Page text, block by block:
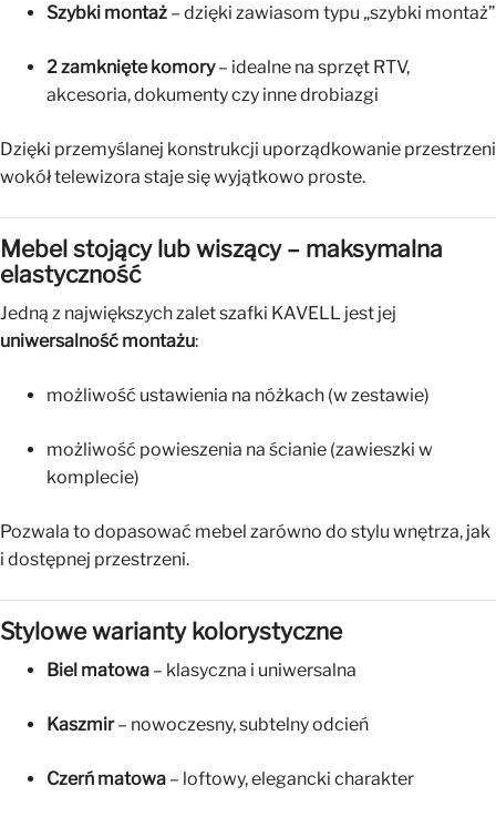
Szybki montaż – dzięki zawiasom typu „szybki montaż”
2 zamknięte komory– idealne na sprzęt RTV,
akcesoria, dokumenty czy inne drobiazgi
Dzięki przemyślanej konstrukcji uporządkowanie przestrzeni
wokół telewizora staje się wyjątkowo proste.
Mebel stojący lub wiszący – maksymalna
elastyczność
Jedną z największych zalet szafki KAVELL jest jej
uniwersalność montażu:
możliwość ustawienia na nóżkach (w zestawie)
możliwość powieszenia na ścianie (zawieszki w
komplecie)
Pozwala to dopasować mebel zarówno do stylu wnętrza, jak
i dostępnej przestrzeni.
Stylowe warianty kolorystyczne
Biel matowa – klasyczna i uniwersalna
Kaszmir– nowoczesny, subtelny odcień
Czerń matowa – loftowy, elegancki charakter